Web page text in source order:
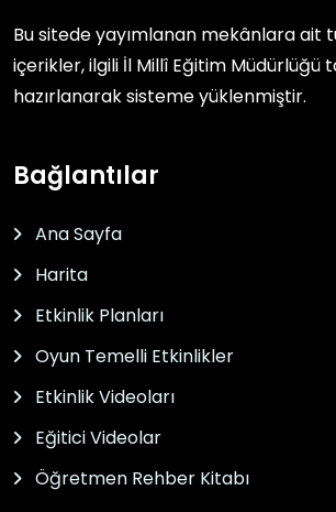
Bu sitede yayımlanan mekânlara ait
içerikler, ilgili İl Millî Eğitim Müdürlüğü
hazırlanarak sisteme yüklenmiştir.
Bağlantılar
Ana Sayfa
Harita
Etkinlik Planları
Oyun Temelli Etkinlikler
Etkinlik Videoları
Eğitici Videolar
Öğretmen Rehber Kitabı